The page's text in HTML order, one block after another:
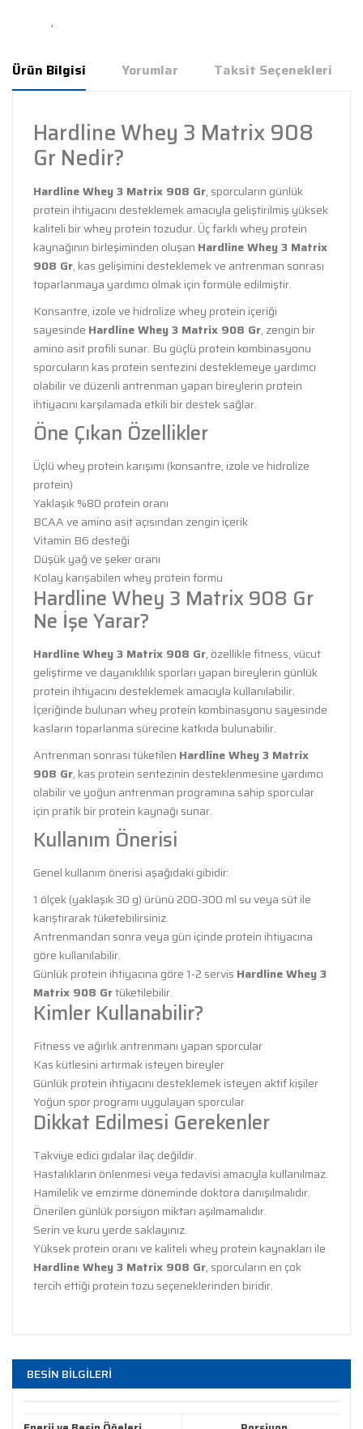
Ürün Bilgisi Yorumlar Taksit Seçenekleri
Hardline Whey 3 Matrix 908
Gr Nedir?
Hardline Whey 3 Matrix 908 Gr, sporcuların günlük
protein ihtiyacını desteklemek amacıyla geliştirilmiş yüksek
kaliteli bir whey protein tozudur. Üç farklı whey protein
kaynağının birleşiminden oluşan Hardline Whey 3 Matrix
908 Gr, kas gelişimini desteklemek ve antrenman sonrası
toparlanmaya yardımcı olmak için formüle edilmiştir.
Konsantre, izole ve hidrolize whey protein içeriği
sayesinde Hardline Whey 3 Matrix 908 Gr, zengin bir
amino asit profili sunar. Bu güçlü protein kombinasyonu
sporcuların kas protein sentezini desteklemeye yardımcı
olabilir ve düzenli antrenman yapan bireylerin protein
ihtiyacını karşılamada etkili bir destek sağlar.
Öne Çıkan Özellikler
Üçlü whey protein karışımı (konsantre, izole ve hidrolize
protein)
Yaklaşık %80 protein oranı
BCAA ve amino asit açısından zengin içerik
Vitamin B6 desteği
Düşük yağ ve şeker oranı
Kolay karışabilen whey protein formu
Hardline Whey 3 Matrix 908 Gr
Ne İşe Yarar?
Hardline Whey 3 Matrix 908 Gr, özellikle fitness, vücut
geliştirme ve dayanıklılık sporları yapan bireylerin günlük
protein ihtiyacını desteklemek amacıyla kullanılabilir.
İçeriğinde bulunan whey protein kombinasyonu sayesinde
kasların toparlanma sürecine katkıda bulunabilir.
Antrenman sonrası tüketilen Hardline Whey 3 Matrix
908 Gr, kas protein sentezinin desteklenmesine yardımcı
olabilir ve yoğun antrenman programına sahip sporcular
için pratik bir protein kaynağı sunar.
Kullanım Önerisi
Genel kullanım önerisi aşağıdaki gibidir:
1 ölçek (yaklaşık 30 g) ürünü 200-300 ml su veya süt ile
karıştırarak tüketebilirsiniz.
Antrenmandan sonra veya gün içinde protein ihtiyacına
göre kullanılabilir.
Günlük protein ihtiyacına göre 1-2 servis Hardline Whey 3
Matrix 908 Grtüketilebilir.
Kimler Kullanabilir?
Fitness ve ağırlık antrenmanı yapan sporcular
Kas kütlesini artırmak isteyen bireyler
Günlük protein ihtiyacını desteklemek isteyen aktif kişiler
Yoğun spor programı uygulayan sporcular
Dikkat Edilmesi Gerekenler
Takviye edici gıdalar ilaç değildir.
Hastalıkların önlenmesi veya tedavisi amacıyla kullanılmaz.
Hamilelik ve emzirme döneminde doktora danışılmalıdır.
Önerilen günlük porsiyon miktarı aşılmamalıdır.
Serin ve kuru yerde saklayınız.
Yüksek protein oranı ve kaliteli whey protein kaynakları ile
Hardline Whey 3 Matrix 908 Gr, sporcuların en çok
tercih ettiği protein tozu seçeneklerinden biridir.
Bu ürüne ilk yorumu siz yapın!
diğer konularda yetersiz gördüğünüz noktaları öneri
formunu kullanarak tarafımıza iletebilirsiniz.
Görüş ve önerileriniz için teşekkür ederiz.
BESİN BİLGİLERİ